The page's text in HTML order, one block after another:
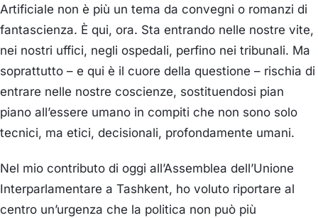
Artificiale non è più un tema da convegni o romanzi di
fantascienza. È qui, ora. Sta entrando nelle nostre vite,
nei nostri uffici, negli ospedali, perfino nei tribunali. Ma
soprattutto – e qui è il cuore della questione – rischia di
entrare nelle nostre coscienze, sostituendosi pian
piano all’essere umano in compiti che non sono solo
tecnici, ma etici, decisionali, profondamente umani.
Nel mio contributo di oggi all’Assemblea dell’Unione
Interparlamentare a Tashkent, ho voluto riportare al
centro un’urgenza che la politica non può più